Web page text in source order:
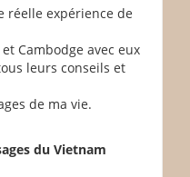
réelle expérience de
Cambodge avec eux
leurs conseils et
de ma vie.
du Vietnam